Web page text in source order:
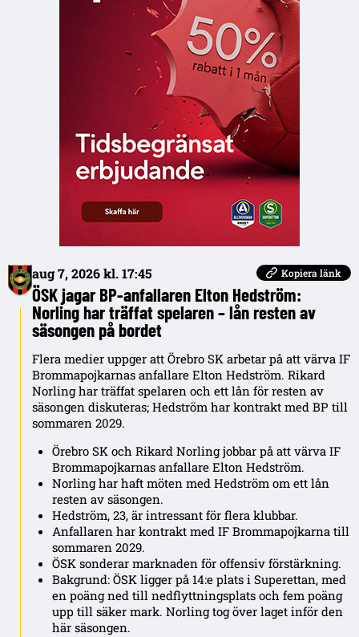
aug 7, 2026 kl. 17:45 Kopiera länk
ÖSK jagar BP-anfallaren Elton Hedström:
Norling har träffat spelaren – lån resten av
säsongen på bordet
Flera medier uppger att Örebro SK arbetar på att värva IF
Brommapojkarnas anfallare Elton Hedström. Rikard
Norling har träffat spelaren och ett lån för resten av
säsongen diskuteras; Hedström har kontrakt med BP till
sommaren 2029.
Örebro SK och Rikard Norling jobbar på att värva IF
Brommapojkarnas anfallare Elton Hedström.
Norling har haft möten med Hedström om ett lån
resten av säsongen.
Hedström, 23, är intressant för flera klubbar.
Anfallaren har kontrakt med IF Brommapojkarna till
sommaren 2029.
ÖSK sonderar marknaden för offensiv förstärkning.
Bakgrund: ÖSK ligger på 14:e plats i Superettan, med
en poäng ned till nedflyttningsplats och fem poäng
upp till säker mark. Norling tog över laget inför den
här säsongen.